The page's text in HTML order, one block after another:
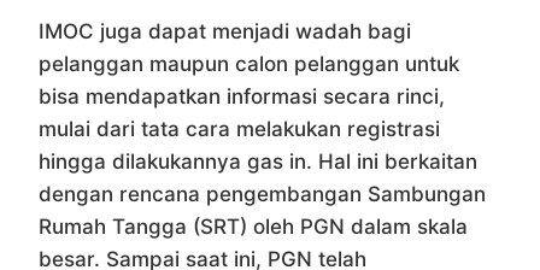
IMOC juga dapat menjadi wadah bagi
pelanggan maupun calon pelanggan untuk
bisa mendapatkan informasi secara rinci,
mulai dari tata cara melakukan registrasi
hingga dilakukannya gas in. Hal ini berkaitan
dengan rencana pengembangan Sambungan
Rumah Tangga (SRT) oleh PGN dalam skala
besar. Sampai saat ini, PGN telah